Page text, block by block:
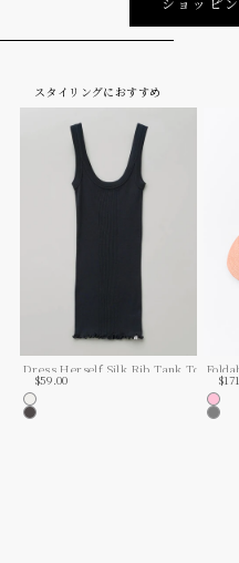
スタイリングにおすすめ
Dress Herself Silk Rib Tank Top
セール価格
$59.00
Off White
Charcoal
セ
Pink
Grey